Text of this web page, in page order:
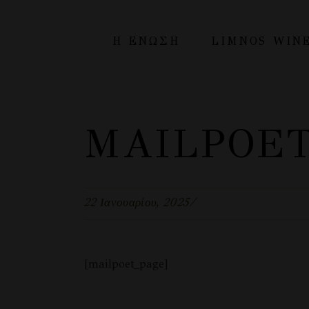
Η ΕΝΩΣΗ
Λήμνος
Οικονομικά στοιχεία
LIMNOS
22 Ιανουαρίου, 2025